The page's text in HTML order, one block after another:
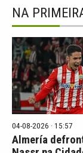
NA
04-08-2026 · 15:57
Almería